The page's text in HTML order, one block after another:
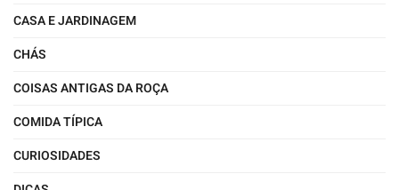
CASA E JARDINAGEM
CHÁS
COISAS ANTIGAS DA ROÇA
COMIDA TÍPICA
CURIOSIDADES